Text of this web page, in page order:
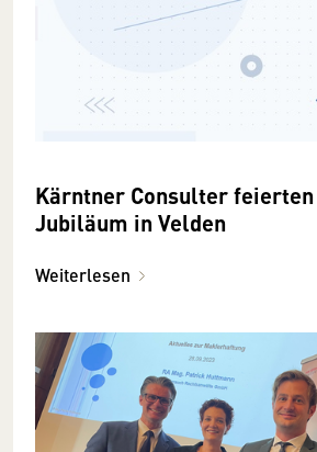
Kärntner Consulter
Jubiläum in Velden
Weiterlesen